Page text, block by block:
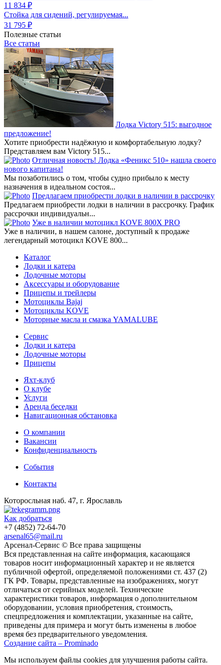
11 834 ₽
Стойка для сидений, регулируемая...
31 795 ₽
Полезные статьи
Все статьи
Лодка Victory 515: выгодное
предложение!
Хотите приобрести надёжную и комфортабельную лодку?
Представляем вам Victory 515...
Отличная новость! Лодка «Феникс 510» нашла своего
нового капитана!
Мы позаботились о том, чтобы судно прибыло к месту
назначения в идеальном состоя...
Предлагаем приобрести лодки в наличии в рассрочку
Предлагаем приобрести лодки в наличии в рассрочку. График
рассрочки индивидуальн...
Уже в наличии мотоцикл KOVE 800X PRO
Уже в наличии, в нашем салоне, доступный к продаже
легендарный мотоцикл KOVE 800...
Каталог
Лодки и катера
Лодочные моторы
Аксессуары и оборудование
Прицепы и трейлеры
Мотоциклы Bajaj
Мотоциклы KOVE
Моторные масла и смазка YAMALUBE
Сервис
Лодки и катера
Лодочные моторы
Прицепы
Яхт-клуб
О клубе
Услуги
Аренда беседки
Навигационная обстановка
О компании
Вакансии
Конфиденциальность
События
Контакты
Которосльная наб. 47, г. Ярославль
Как добраться
+7 (4852) 72-64-70
arsenal65@mail.ru
Aрсенал-Сервис © Все права защищены
Вся представленная на сайте информация, касающаяся
товаров носит информационный характер и не является
публичной офертой, определяемой положениями ст. 437 (2)
ГК РФ. Товары, представленные на изображениях, могут
отличаться от серийных моделей. Технические
характеристики товаров, информация о дополнительном
оборудовании, условия приобретения, стоимость,
спецпредложения и комплектации, указанные на сайте,
приведены для примера и могут быть изменены в любое
время без предварительного уведомления.
Создание сайта – Prominado
Мы используем файлы cookies для улучшения работы сайта.